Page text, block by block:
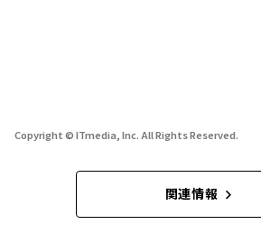
Copyright © ITmedia, Inc. All Rights Reserved.
関連情報